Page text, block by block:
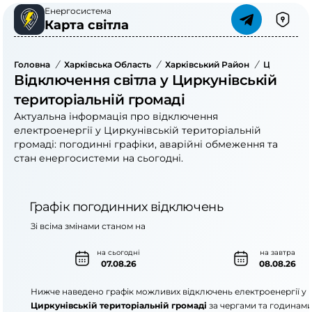
Енергосистема
Карта світла
Головна / Харківська Область / Харківський Район /
Відключення світла у Циркунівській
територіальній громаді
Актуальна інформація про відключення
електроенергії у Циркунівській територіальній
громаді: погодинні графіки, аварійні обмеження та
стан енергосистеми на сьогодні.
Графік погодинних відключень
на сьогодні
07.08.26
на завтра
08.08.26
Зі всіма змінами станом на
Нижче наведено графік можливих відключень електроенергії у
Циркунівській територіальній громаді за чергами та